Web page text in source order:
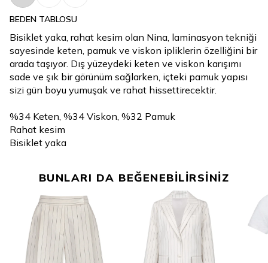
BEDEN TABLOSU
Bisiklet yaka, rahat kesim olan Nina, laminasyon tekniği
sayesinde keten, pamuk ve viskon ipliklerin özelliğini bir
arada taşıyor. Dış yüzeydeki keten ve viskon karışımı
sade ve şık bir görünüm sağlarken, içteki pamuk yapısı
sizi gün boyu yumuşak ve rahat hissettirecektir.
%34 Keten, %34 Viskon, %32 Pamuk
Rahat kesim
Bisiklet yaka
BUNLARI DA BEĞENEBİLİRSİNİZ